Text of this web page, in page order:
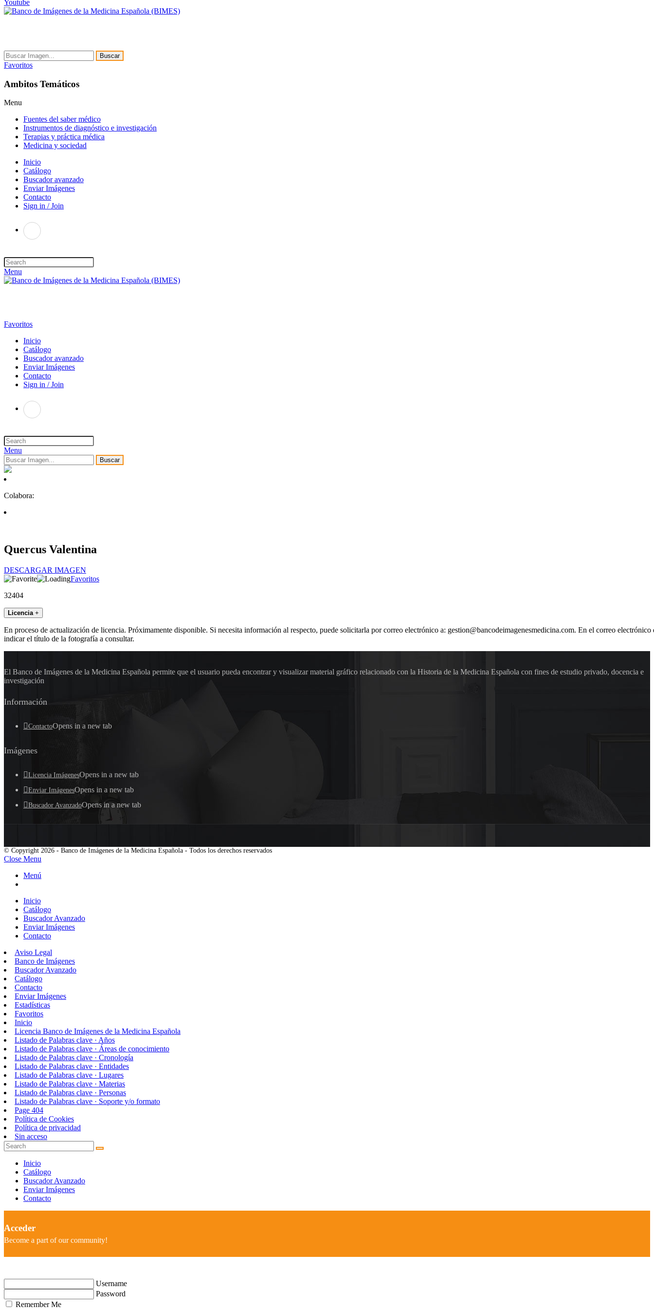
Youtube
Buscar
Favoritos
Ambitos Temáticos
Menu
Fuentes del saber médico
Instrumentos de diagnóstico e investigación
Terapias y práctica médica
Medicina y sociedad
Inicio
Catálogo
Buscador avanzado
Enviar Imágenes
Contacto
Sign in / Join
Menu
Favoritos
Inicio
Catálogo
Buscador avanzado
Enviar Imágenes
Contacto
Sign in / Join
Menu
Buscar
Colabora:
Quercus Valentina
DESCARGAR IMAGEN
Favoritos
32404
Licencia +
En proceso de actualización de licencia. Próximamente disponible. Si necesita información al respecto, puede solicitarla por correo electrónico a: gestion@bancodeimagenesmedicina.com. En el correo electrónico
indicar el título de la fotografía a consultar.
El Banco de Imágenes de la Medicina Española permite que el usuario pueda encontrar y visualizar material gráfico relacionado con la Historia de la Medicina Española con fines de estudio privado, docencia e
investigación
Información
ContactoOpens in a new tab
Imágenes
Licencia ImágenesOpens in a new tab
Enviar ImágenesOpens in a new tab
Buscador AvanzadoOpens in a new tab
© Copyright 2026 - Banco de Imágenes de la Medicina Española - Todos los derechos reservados
Close Menu
Menú
Inicio
Catálogo
Buscador Avanzado
Enviar Imágenes
Contacto
Aviso Legal
Banco de Imágenes
Buscador Avanzado
Catálogo
Contacto
Enviar Imágenes
Estadísticas
Favoritos
Inicio
Licencia Banco de Imágenes de la Medicina Española
Listado de Palabras clave · Años
Listado de Palabras clave · Áreas de conocimiento
Listado de Palabras clave · Cronología
Listado de Palabras clave · Entidades
Listado de Palabras clave · Lugares
Listado de Palabras clave · Materias
Listado de Palabras clave · Personas
Listado de Palabras clave · Soporte y/o formato
Page 404
Política de Cookies
Política de privacidad
Sin acceso
Inicio
Catálogo
Buscador Avanzado
Enviar Imágenes
Contacto
Acceder
Become a part of our community!
Username
Password
Remember Me